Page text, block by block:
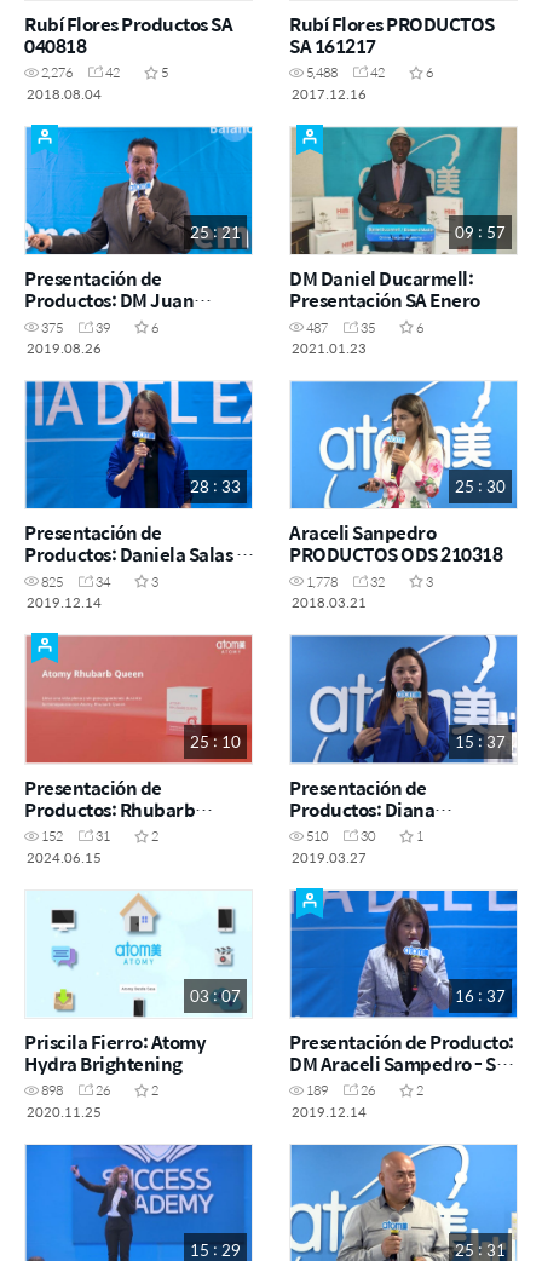
Rubí Flores Productos SA
040818
2,276 42
5
2018.08.04
Rubí Flores PRODUCTOS
SA 161217
5,488 42
6
2017.12.16
25 : 21
Presentación de
Productos: DM Juan
Manuel Bustos - ODS 26
agosto 2019
375 39
6
2019.08.26
09 : 57
DM Daniel Ducarmell:
Presentación SA Enero
487 35
6
2021.01.23
28 : 33
Presentación de
Productos: Daniela Salas -
14 diciembre 2019
825 34
3
2019.12.14
25 : 30
Araceli Sanpedro
PRODUCTOS ODS 210318
1,778 32
3
2018.03.21
25 : 10
Presentación de
Productos: Rhubarb
Queen
152 31
2
2024.06.15
15 : 37
Presentación de
Productos: Diana
Fernández - ODS 27 Marzo
510 30
1
2019.03.27
03 : 07
Priscila Fierro: Atomy
Hydra Brightening
898 26
2
2020.11.25
16 : 37
Presentación de Producto:
DM Araceli Sampedro - SA
14 diciembre 2019
189 26
2
2019.12.14
15 : 29 25 : 31